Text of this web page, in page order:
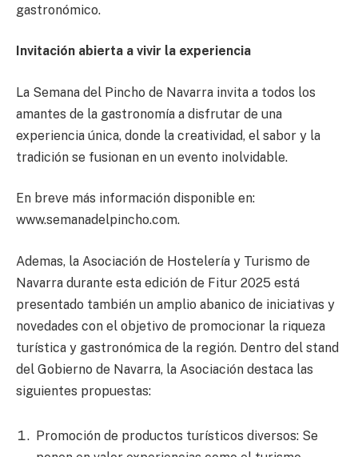
gastronómico.
Invitación abierta a vivir la experiencia
La Semana del Pincho de Navarra invita a todos los
amantes de la gastronomía a disfrutar de una
experiencia única, donde la creatividad, el sabor y la
tradición se fusionan en un evento inolvidable.
En breve más información disponible en:
www.semanadelpincho.com.
Ademas, la Asociación de Hostelería y Turismo de
Navarra durante esta edición de Fitur 2025 está
presentado también un amplio abanico de iniciativas y
novedades con el objetivo de promocionar la riqueza
turística y gastronómica de la región. Dentro del stand
del Gobierno de Navarra, la Asociación destaca las
siguientes propuestas:
Promoción de productos turísticos diversos: Se